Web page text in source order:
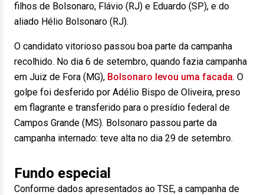
filhos de Bolsonaro, Flávio (RJ) e Eduardo (SP), e do
aliado Hélio Bolsonaro (RJ).
O candidato vitorioso passou boa parte da campanha
recolhido. No dia 6 de setembro, quando fazia campanha
em Juiz de Fora (MG), Bolsonaro levou uma facada. O
golpe foi desferido por Adélio Bispo de Oliveira, preso
em flagrante e transferido para o presídio federal de
Campos Grande (MS). Bolsonaro passou parte da
campanha internado: teve alta no dia 29 de setembro.
Fundo especial
Conforme dados apresentados ao TSE, a campanha de